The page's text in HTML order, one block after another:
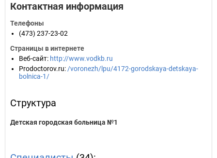
Контактная информация
Телефоны
(473) 237-23-02
Страницы в интернете
Веб-сайт: http://www.vodkb.ru
Prodoctorov.ru: /voronezh/lpu/4172-gorodskaya-detskaya-
bolnica-1/
Структура
Детская городская больница №1